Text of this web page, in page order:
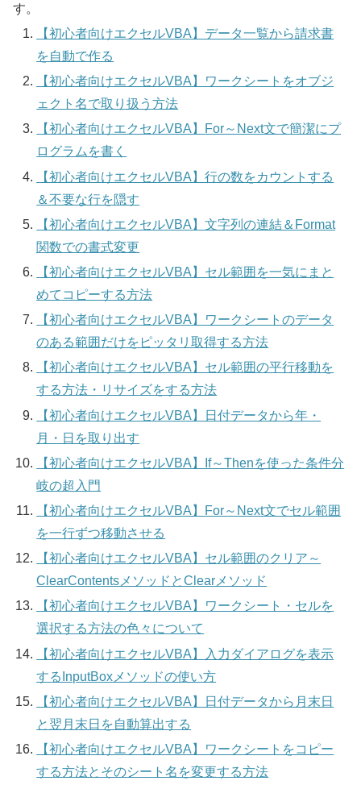
す。
【初心者向けエクセルVBA】データ一覧から請求書
を自動で作る
【初心者向けエクセルVBA】ワークシートをオブジ
ェクト名で取り扱う方法
【初心者向けエクセルVBA】For～Next文で簡潔にプ
ログラムを書く
【初心者向けエクセルVBA】行の数をカウントする
＆不要な行を隠す
【初心者向けエクセルVBA】文字列の連結＆Format
関数での書式変更
【初心者向けエクセルVBA】セル範囲を一気にまと
めてコピーする方法
【初心者向けエクセルVBA】ワークシートのデータ
のある範囲だけをピッタリ取得する方法
【初心者向けエクセルVBA】セル範囲の平行移動を
する方法・リサイズをする方法
【初心者向けエクセルVBA】日付データから年・
月・日を取り出す
【初心者向けエクセルVBA】If～Thenを使った条件分
岐の超入門
【初心者向けエクセルVBA】For～Next文でセル範囲
を一行ずつ移動させる
【初心者向けエクセルVBA】セル範囲のクリア～
ClearContentsメソッドとClearメソッド
【初心者向けエクセルVBA】ワークシート・セルを
選択する方法の色々について
【初心者向けエクセルVBA】入力ダイアログを表示
するInputBoxメソッドの使い方
【初心者向けエクセルVBA】日付データから月末日
と翌月末日を自動算出する
【初心者向けエクセルVBA】ワークシートをコピー
する方法とそのシート名を変更する方法